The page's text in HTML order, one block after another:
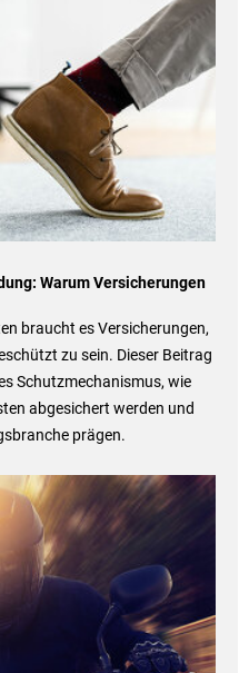
Warum Versicherungen
braucht es Versicherungen,
zu sein. Dieser Beitrag
Schutzmechanismus, wie
abgesichert werden und
prägen.